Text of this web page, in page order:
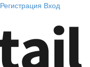
Регистрация Вход